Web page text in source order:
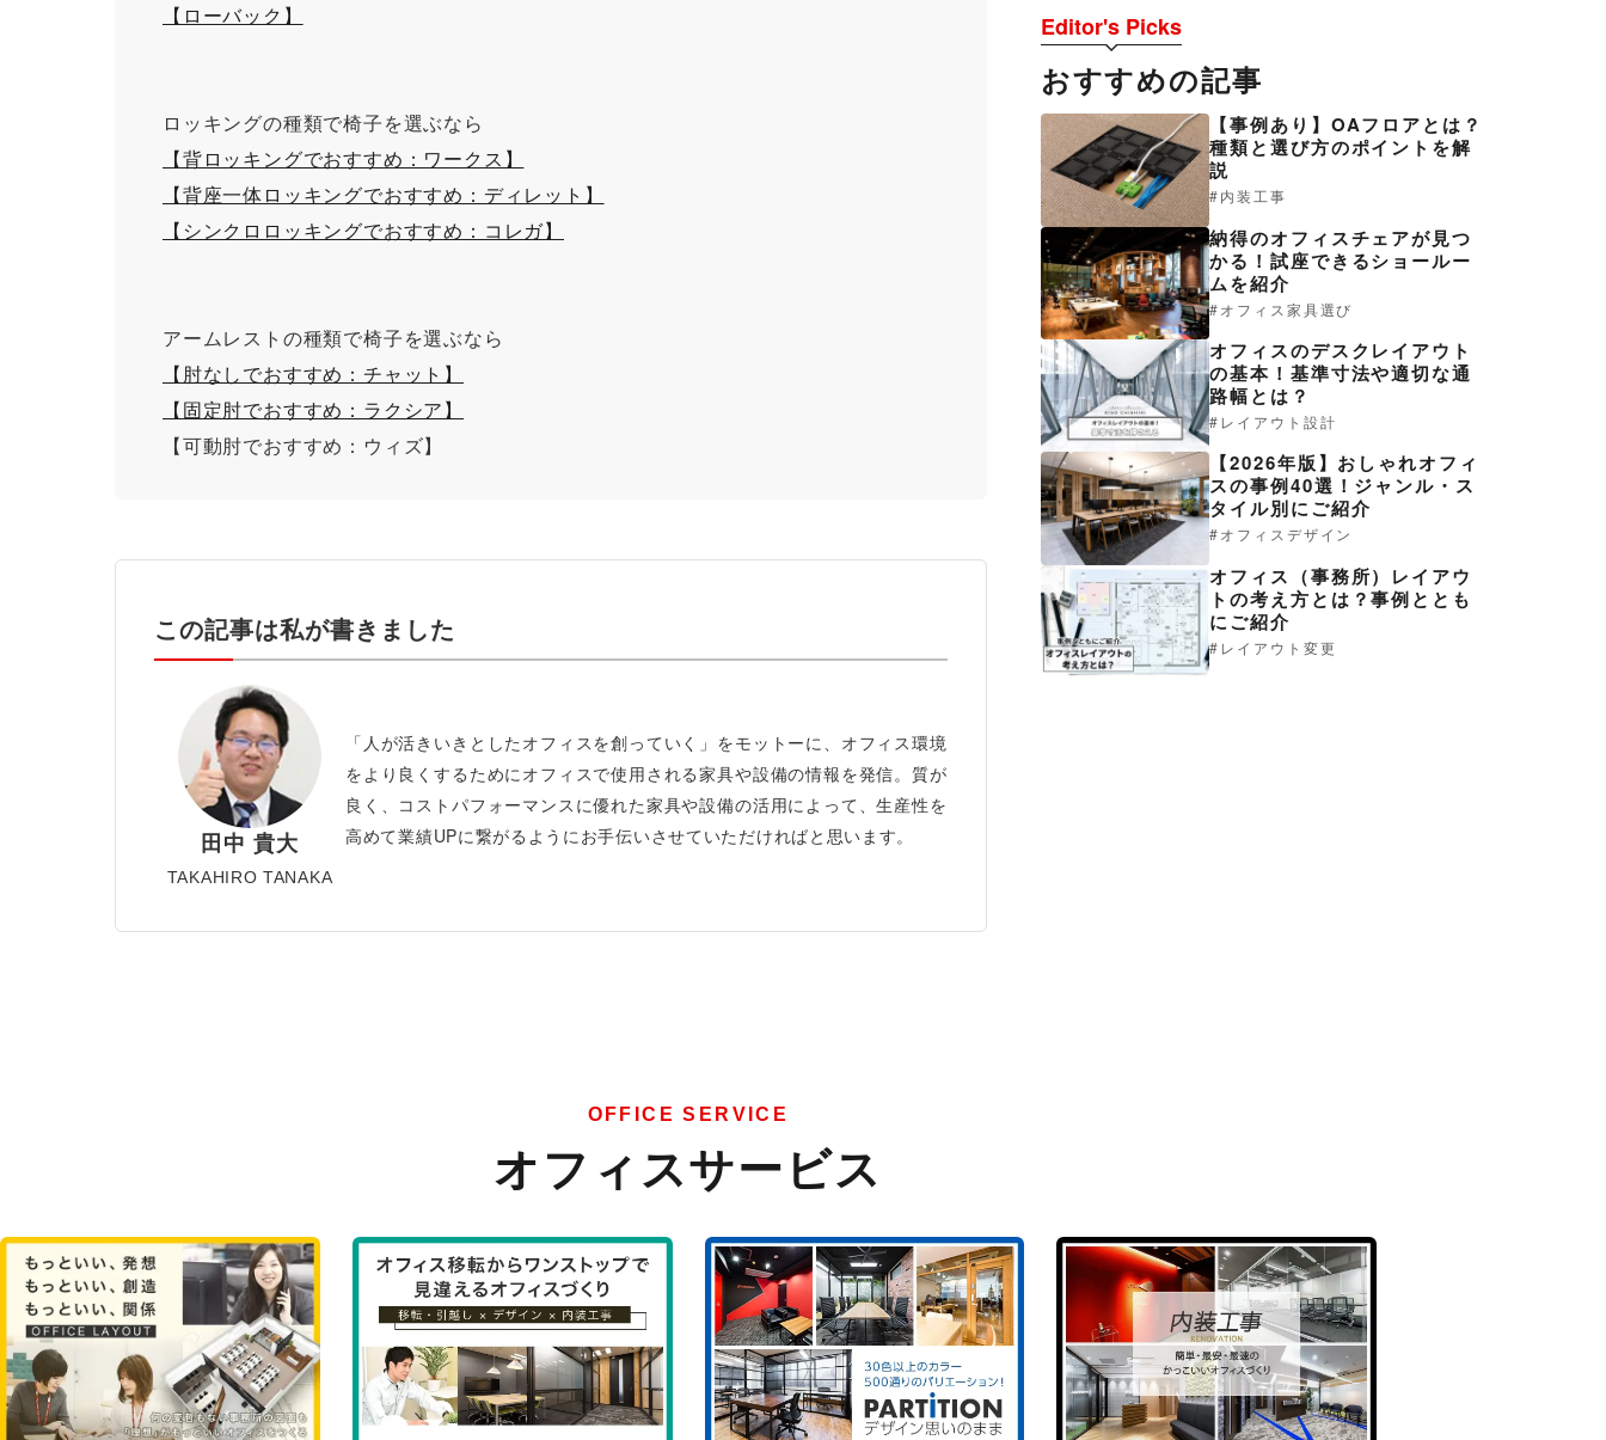
【ローバック】
ロッキングの種類で椅子を選ぶなら
【背ロッキングでおすすめ：ワークス】
【背座一体ロッキングでおすすめ：ディレット】
【シンクロロッキングでおすすめ：コレガ】
アームレストの種類で椅子を選ぶなら
【肘なしでおすすめ：チャット】
【固定肘でおすすめ：ラクシア】
【可動肘でおすすめ：ウィズ】
この記事は私が書きました
田中 貴大
TAKAHIRO TANAKA
「人が活きいきとしたオフィスを創っていく」をモットーに、オフィス環境
をより良くするためにオフィスで使用される家具や設備の情報を発信。質が
良く、コストパフォーマンスに優れた家具や設備の活用によって、生産性を
高めて業績UPに繋がるようにお手伝いさせていただければと思います。
Editor's Picks
おすすめの記事
【事例あり】OAフロアとは？
種類と選び方のポイントを解
説
内装工事
納得のオフィスチェアが見つ
かる！試座できるショールー
ムを紹介
オフィス家具選び
オフィスのデスクレイアウト
の基本！基準寸法や適切な通
路幅とは？
レイアウト設計
【2026年版】おしゃれオフィ
スの事例40選！ジャンル・ス
タイル別にご紹介
オフィスデザイン
オフィス（事務所）レイアウ
トの考え方とは？事例ととも
にご紹介
レイアウト変更
OFFICE SERVICE
オフィスサービス